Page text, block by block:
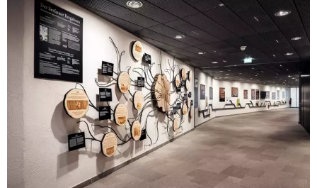
IB:S SPEZIALISTEN
WERTE
PROJEKTE
KONTAKT